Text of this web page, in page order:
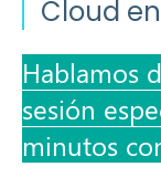
Cloud
Hablamos
sesión
minutos